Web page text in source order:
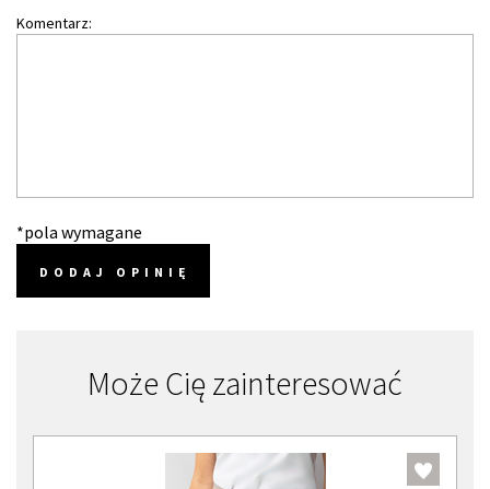
Komentarz:
*pola wymagane
DODAJ OPINIĘ
Może Cię zainteresować